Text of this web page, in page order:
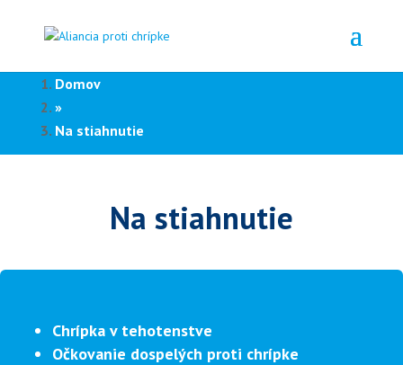
Domov
»
Na stiahnutie
Na stiahnutie
Chrípka v tehotenstve
Očkovanie dospelých proti chrípke